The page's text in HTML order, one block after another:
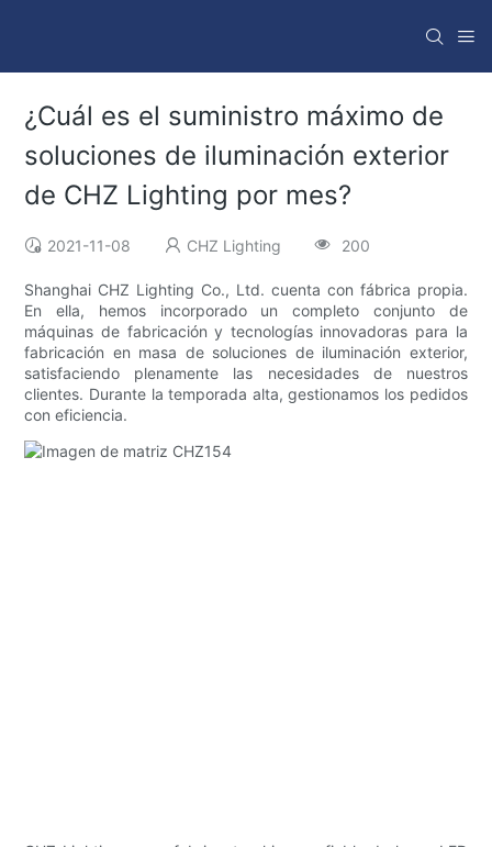
¿Cuál es el suministro máximo de
soluciones de iluminación exterior
de CHZ Lighting por mes?
2021-11-08 CHZ Lighting 200
Shanghai CHZ Lighting Co., Ltd. cuenta con fábrica propia.
En ella, hemos incorporado un completo conjunto de
máquinas de fabricación y tecnologías innovadoras para la
fabricación en masa de soluciones de iluminación exterior,
satisfaciendo plenamente las necesidades de nuestros
clientes. Durante la temporada alta, gestionamos los pedidos
con eficiencia.